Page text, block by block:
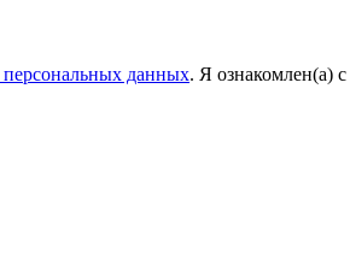
персональных данных. Я ознакомлен(а) с